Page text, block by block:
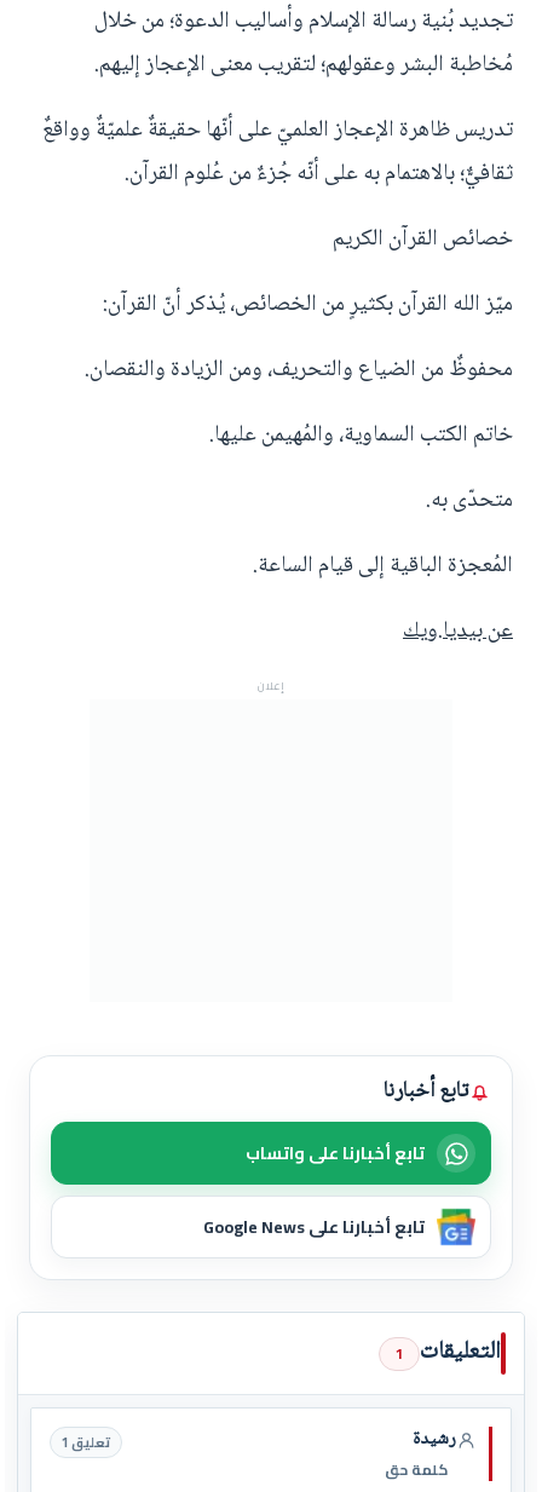
تجديد بُنية رسالة الإسلام وأساليب الدعوة؛ من خلال
مُخاطبة البشر وعقولهم؛ لتقريب معنى الإعجاز إليهم.
تدريس ظاهرة الإعجاز العلميّ على أنّها حقيقةٌ علميّةٌ وواقعٌ
ثقافيٌّ؛ بالاهتمام به على أنّه جُزءٌ من عُلوم القرآن.
خصائص القرآن الكريم
ميّز الله القرآن بكثيرٍ من الخصائص، يُذكر أنّ القرآن:
محفوظٌ من الضياع والتحريف، ومن الزيادة والنقصان.
خاتم الكتب السماوية، والمُهيمن عليها.
متحدّى به.
المُعجزة الباقية إلى قيام الساعة.
عن بيديا.ويك
إعلان
تابع أخبارنا
تابع أخبارنا على واتساب
تابع أخبارنا على Google News
التعليقات 1
رشيدة
كلمة حق
تعليق 1